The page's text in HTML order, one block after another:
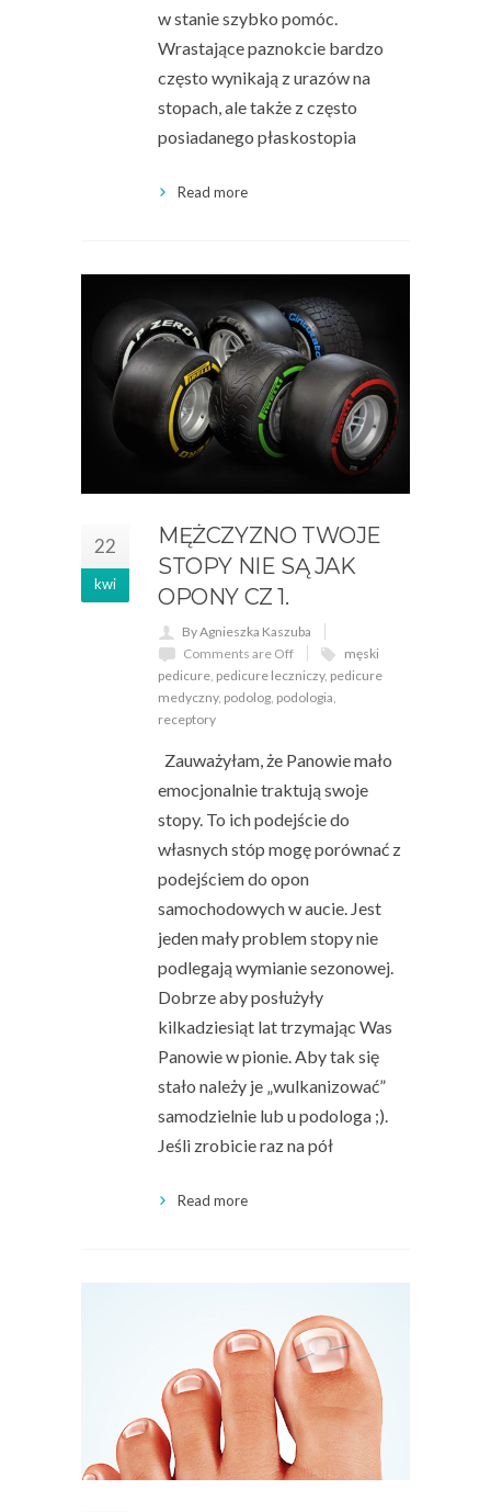
w stanie szybko pomóc.
Wrastające paznokcie bardzo
często wynikają z urazów na
stopach, ale także z często
posiadanego płaskostopia
Read more
22
kwi
MĘŻCZYZNO TWOJE
STOPY NIE SĄ JAK
OPONY CZ 1.
By Agnieszka Kaszuba
Comments are Off
męski
pedicure pedicure leczniczy, pedicure
medyczny, podolog podologia
receptory
Zauważyłam, że Panowie mało
emocjonalnie traktują swoje
stopy. To ich podejście do
własnych stóp mogę porównać z
podejściem do opon
samochodowych w aucie. Jest
jeden mały problem stopy nie
podlegają wymianie sezonowej.
Dobrze aby posłużyły
kilkadziesiąt lat trzymając Was
Panowie w pionie. Aby tak się
stało należy je „wulkanizować”
samodzielnie lub u podologa ;).
Jeśli zrobicie raz na pół
Read more